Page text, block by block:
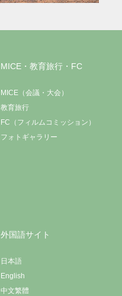
MICE・教育旅行・FC
MICE（会議・大会）
教育旅行
FC（フィルムコミッション）
フォトギャラリー
外国語サイト
日本語
English
中文繁體